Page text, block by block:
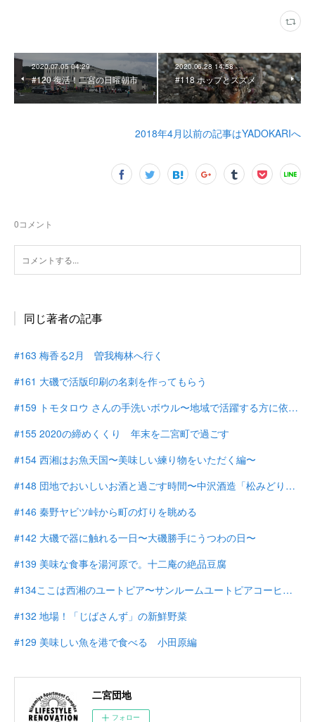
2020.07.05 04:29
#120 復活！二宮の日曜朝市
2020.06.28 14:58
#118 ホップとスズメ
2018年4月以前の記事はYADOKARIへ
0コメント
同じ著者の記事
#163 梅香る2月 曽我梅林へ行く
#161 大磯で活版印刷の名刺を作ってもらう
#159 トモタロウ さんの手洗いボウル〜地域で活躍する方に依頼する〜
#155 2020の締めくくり 年末を二宮町で過ごす
#154 西湘はお魚天国〜美味しい練り物をいただく編〜
#148 団地でおいしいお酒と過ごす時間〜中沢酒造「松みどり」〜
#146 秦野ヤビツ峠から町の灯りを眺める
#142 大磯で器に触れる一日〜大磯勝手にうつわの日〜
#139 美味な食事を湯河原で。十二庵の絶品豆腐
#134ここは西湘のユートピア〜サンルームユートピアコーヒー〜
#132 地場！「じばさんず」の新鮮野菜
#129 美味しい魚を港で食べる 小田原編
二宮団地
フォロー